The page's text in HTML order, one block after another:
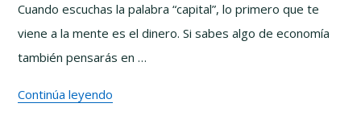
Cuando escuchas la palabra “capital”, lo primero que te
viene a la mente es el dinero. Si sabes algo de economía
también pensarás en …
Continúa leyendo